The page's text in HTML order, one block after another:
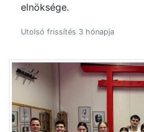
elnöksége.
Utolsó frissítés 3 hónapja